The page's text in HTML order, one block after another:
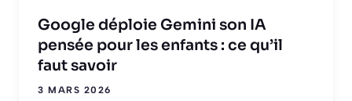
Google déploie Gemini son IA
pensée pour les enfants : ce qu’il
faut savoir
3 MARS 2026